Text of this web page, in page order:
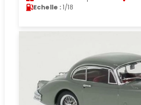
Echelle : 1/18